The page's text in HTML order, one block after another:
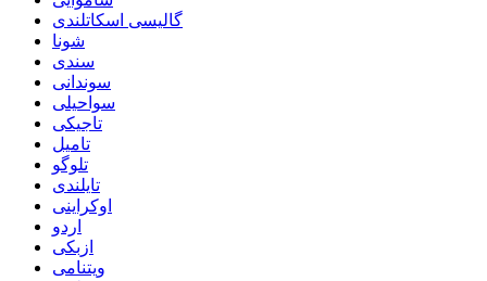
گالیسی اسکاتلندی
شونا
سندی
سوندانی
سواحیلی
تاجیکی
تامیل
تلوگو
تایلندی
اوکراینی
اردو
ازبکی
ویتنامی